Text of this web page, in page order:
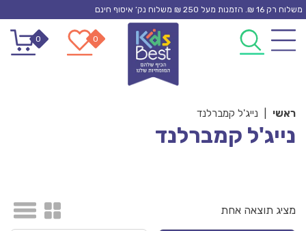
Skip
content
משלוח רק 16 ₪. הזמנות מעל 250 ₪ משלוח נק’ איסוף חינם
0
0
ראשי נייג'ל קמברלנד
נייג'ל קמברלנד
מציג תוצאה אחת